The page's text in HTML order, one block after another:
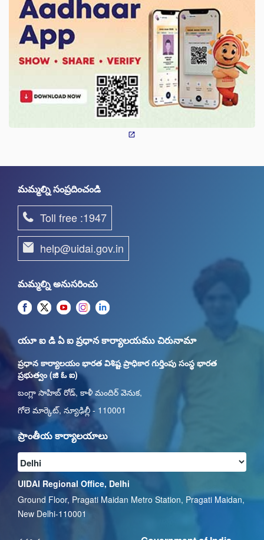
మమ్మల్ని సంప్రదించండి
Toll free :1947
help@uidai.gov.in
మమ్మల్ని అనుసరించు
యూ ఐ డి ఏ ఐ ప్రధాన కార్యాలయము చిరునామా
ప్రధాన కార్యాలయం భారత విశిష్ట ప్రాధికార గుర్తింపు సంస్థ భారత
ప్రభుత్వం (జి ఓ ఐ)
బంగ్లా సాహిబ్ రోడ్, కాళీ మందిర్ వెనుక,
గోలె మార్కెట్, న్యూఢిల్లీ - 110001
ప్రాంతీయ కార్యాలయాలు
UIDAI Regional Office, Delhi
Ground Floor, Pragati Maidan Metro Station, Pragati Maidan,
New Delhi-110001